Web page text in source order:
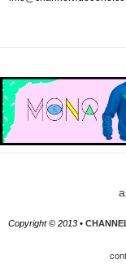
Copyright © 2013 •